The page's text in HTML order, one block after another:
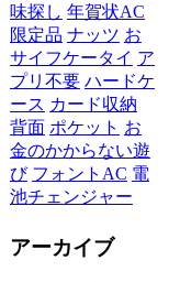
味探し 年賀状AC
限定品 ナッツ お
サイフケータイ ア
プリ不要 ハードケ
ース カード収納
背面 ポケット お
金のかからない遊
び フォントAC 電
池チェンジャー
アーカイブ